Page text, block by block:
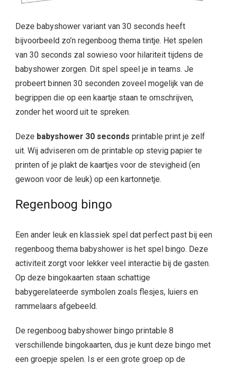
Deze babyshower variant van 30 seconds heeft
bijvoorbeeld zo’n regenboog thema tintje. Het spelen
van 30 seconds zal sowieso voor hilariteit tijdens de
babyshower zorgen. Dit spel speel je in teams. Je
probeert binnen 30 seconden zoveel mogelijk van de
begrippen die op een kaartje staan te omschrijven,
zonder het woord uit te spreken.
Deze babyshower 30 seconds printable print je zelf
uit. Wij adviseren om de printable op stevig papier te
printen of je plakt de kaartjes voor de stevigheid (en
gewoon voor de leuk) op een kartonnetje.
Regenboog bingo
Een ander leuk en klassiek spel dat perfect past bij een
regenboog thema babyshower is het spel bingo. Deze
activiteit zorgt voor lekker veel interactie bij de gasten.
Op deze bingokaarten staan schattige
babygerelateerde symbolen zoals flesjes, luiers en
rammelaars afgebeeld.
De regenboog babyshower bingo printable 8
verschillende bingokaarten, dus je kunt deze bingo met
een groepje spelen. Is er een grote groep op de